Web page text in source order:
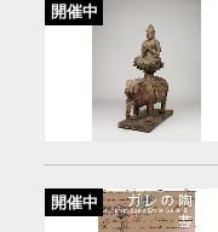
開催中
開催中